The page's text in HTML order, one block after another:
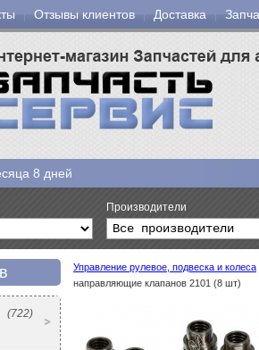
Отзывы клиентов Доставка
8 дней
Производители
(722)
Управление рулевое, подвеска и колеса
направляющие клапанов 2101 (8 шт)